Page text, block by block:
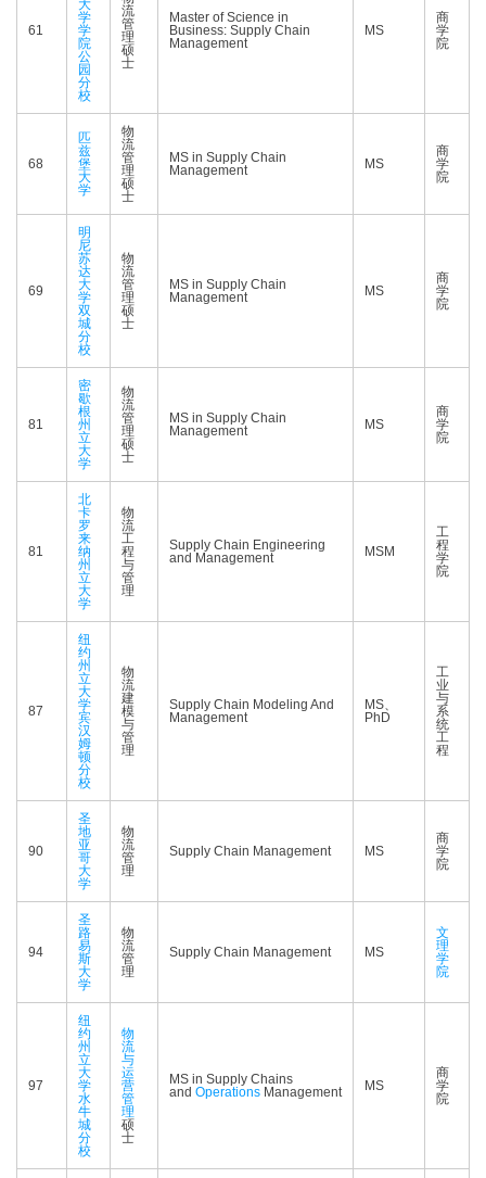
61
大
学
学
院
公
园
分
校
流
管
理
硕
士
Master of Science in
Business: Supply Chain
Management
MS
商
学
院
68
匹
兹
堡
大
学
物
流
管
理
硕
士
MS in Supply Chain
Management
MS
商
学
院
69
明
尼
苏
达
大
学
双
城
分
校
物
流
管
理
硕
士
MS in Supply Chain
Management
MS
商
学
院
81
密
歇
根
州
立
大
学
物
流
管
理
硕
士
MS in Supply Chain
Management
MS
商
学
院
81
北
卡
罗
来
纳
州
立
大
学
物
流
工
程
与
管
理
Supply Chain Engineering
and Management
MSM
工
程
学
院
87
纽
约
州
立
大
学
宾
汉
姆
顿
分
校
物
流
建
模
与
管
理
Supply Chain Modeling And
Management
MS、
PhD
工
业
与
系
统
工
程
90
圣
地
亚
哥
大
学
物
流
管
理
Supply Chain Management MS
商
学
院
94
圣
路
易
斯
大
学
物
流
管
理
Supply Chain Management MS
文
理
学
院
97
纽
约
州
立
大
学
水
牛
城
分
校
物
流
与
运
营
管
理
硕
士
MS in Supply Chains
and Operations Management MS
商
学
院